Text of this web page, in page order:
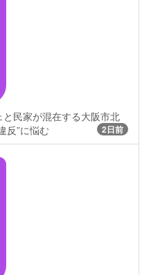
民家が混在する大阪市北
反”に悩む
2日前